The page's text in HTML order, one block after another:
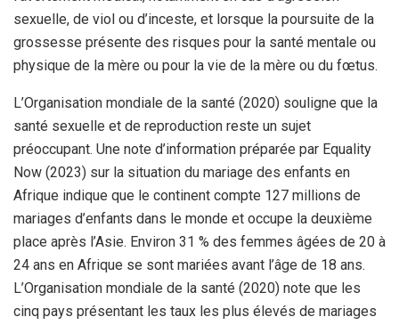
sexuelle, de viol ou d’inceste, et lorsque la poursuite de la
grossesse présente des risques pour la santé mentale ou
physique de la mère ou pour la vie de la mère ou du fœtus.
L’Organisation mondiale de la santé (2020) souligne que la
santé sexuelle et de reproduction reste un sujet
préoccupant. Une note d’information préparée par Equality
Now (2023) sur la situation du mariage des enfants en
Afrique indique que le continent compte 127 millions de
mariages d’enfants dans le monde et occupe la deuxième
place après l’Asie. Environ 31 % des femmes âgées de 20 à
24 ans en Afrique se sont mariées avant l’âge de 18 ans.
L’Organisation mondiale de la santé (2020) note que les
cinq pays présentant les taux les plus élevés de mariages